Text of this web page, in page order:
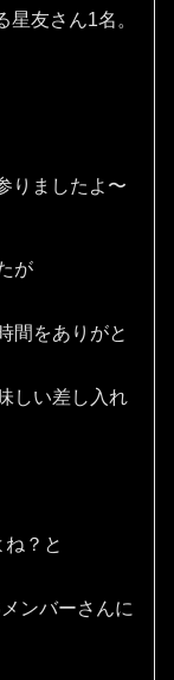
友さん1名。
りましたよ〜
が
間をありがと
しい差し入れ
？と
ンバーさんに